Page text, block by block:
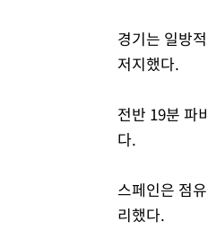
경기는 일방
저지했다.
전반 19분 파
다.
스페인은 점
리했다.